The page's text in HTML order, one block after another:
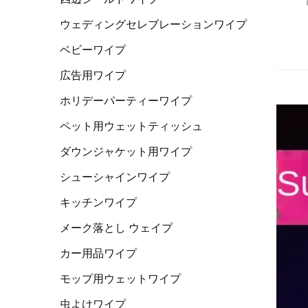
ウェディングセレブレーションワイプ
ベビーワイプ
広告用ワイプ
ホリデーパーティーワイプ
ペット用ウェットティッシュ
ダウンジャケット用ワイプ
シューシャインワイプ
キッチンワイプ
メーク落とし ウェイプ
カー用品ワイプ
モップ用ウェットワイプ
虫よけワイプ